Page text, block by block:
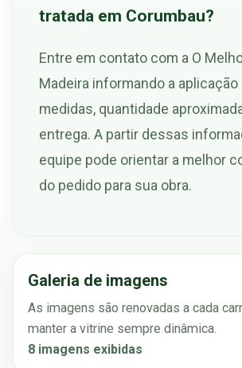
tratada em Corumbau?
Entre em contato com a O
Madeira informando a aplicação
medidas, quantidade
entrega. A partir dessas
equipe pode orientar a melhor
do pedido para sua obra.
Galeria de imagens
As imagens são renovadas a cada
manter a vitrine sempre dinâmica.
8 imagens exibidas